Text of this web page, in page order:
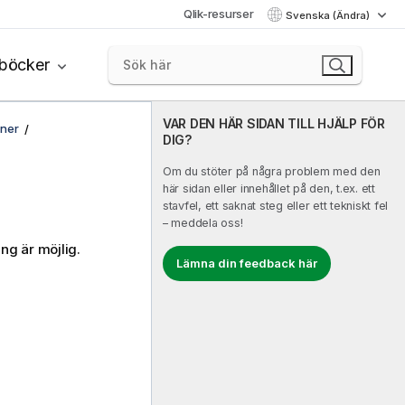
Qlik-resurser Svenska (Ändra)
VAR DEN HÄR SIDAN TILL HJÄLP FÖR
DIG?
Om du stöter på några problem med den
här sidan eller innehållet på den, t.ex. ett
stavfel, ett saknat steg eller ett tekniskt fel
– meddela oss!
Lämna din feedback här
är möjlig.